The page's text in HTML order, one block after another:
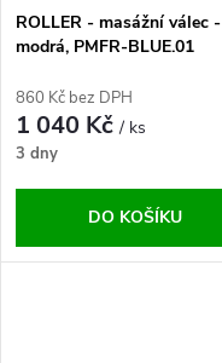
ROLLER - masážní válec -
modrá, PMFR-BLUE.01
860 Kč bez DPH
1 040 Kč/ ks
3 dny
DO KOŠÍKU